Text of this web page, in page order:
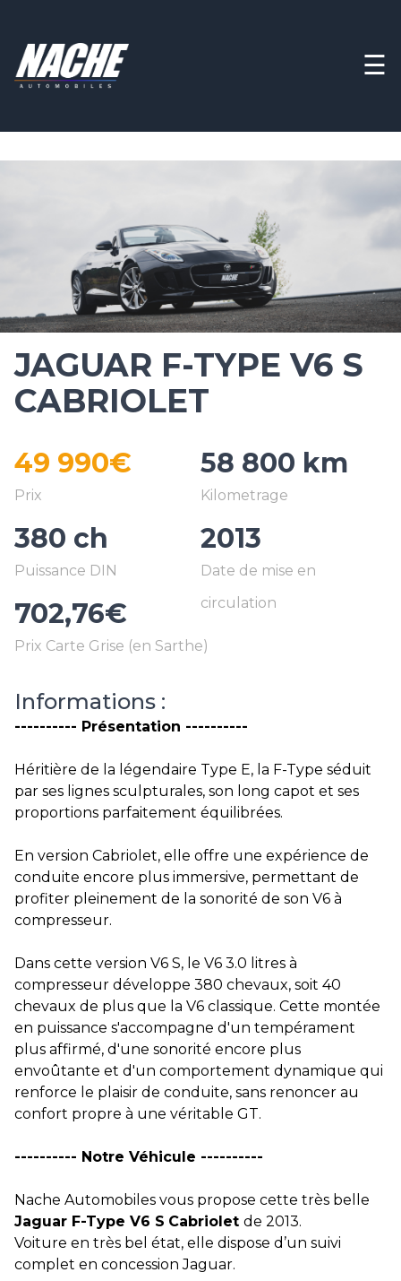
☰
JAGUAR F-TYPE V6 S
CABRIOLET
49 990€ 58 800 km
380 ch 2013
702,76€
Informations :
---------- Présentation ----------
Héritière de la légendaire Type E, la F-Type séduit
par ses lignes sculpturales, son long capot et ses
proportions parfaitement équilibrées.
En version Cabriolet, elle offre une expérience de
conduite encore plus immersive, permettant de
profiter pleinement de la sonorité de son V6 à
compresseur.
Dans cette version V6 S, le V6 3.0 litres à
compresseur développe 380 chevaux, soit 40
chevaux de plus que la V6 classique. Cette montée
en puissance s'accompagne d'un tempérament
plus affirmé, d'une sonorité encore plus
envoûtante et d'un comportement dynamique qui
renforce le plaisir de conduite, sans renoncer au
confort propre à une véritable GT.
---------- Notre Véhicule ----------
Nache Automobiles vous propose cette très belle
Jaguar F-Type V6 S Cabriolet de 2013.
Voiture en très bel état, elle dispose d’un suivi
complet en concession Jaguar.